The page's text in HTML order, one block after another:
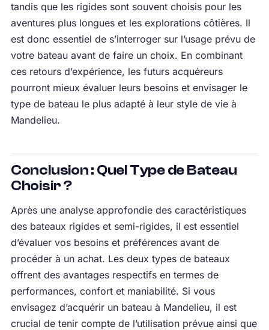
tandis que les rigides sont souvent choisis pour les
aventures plus longues et les explorations côtières. Il
est donc essentiel de s’interroger sur l’usage prévu de
votre bateau avant de faire un choix. En combinant
ces retours d’expérience, les futurs acquéreurs
pourront mieux évaluer leurs besoins et envisager le
type de bateau le plus adapté à leur style de vie à
Mandelieu.
Conclusion : Quel Type de Bateau
Choisir ?
Après une analyse approfondie des caractéristiques
des bateaux rigides et semi-rigides, il est essentiel
d’évaluer vos besoins et préférences avant de
procéder à un achat. Les deux types de bateaux
offrent des avantages respectifs en termes de
performances, confort et maniabilité. Si vous
envisagez d’acquérir un bateau à Mandelieu, il est
crucial de tenir compte de l’utilisation prévue ainsi que